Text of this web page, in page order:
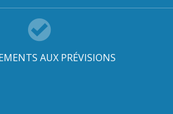
AUX PRÉVISIONS